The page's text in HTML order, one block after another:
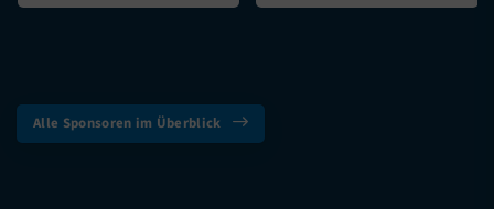
Alle Sponsoren im Überblick